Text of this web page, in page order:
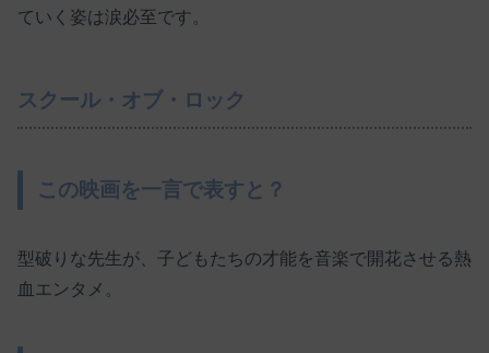
ていく姿は涙必至です。
スクール・オブ・ロック
この映画を一言で表すと？
型破りな先生が、子どもたちの才能を音楽で開花させる熱
血エンタメ。